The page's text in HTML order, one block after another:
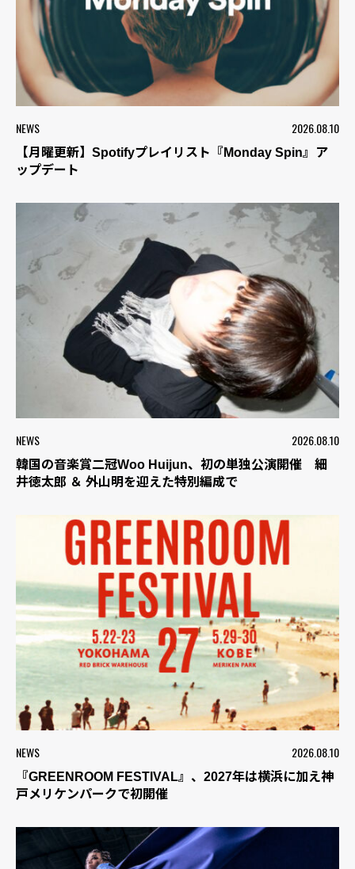
NEWS 2026.08.10
【月曜更新】Spotifyプレイリスト『Monday Spin』ア
ップデート
NEWS 2026.08.10
韓国の音楽賞二冠Woo Huijun、初の単独公演開催 細
井徳太郎 ＆ 外山明を迎えた特別編成で
NEWS 2026.08.10
『GREENROOM FESTIVAL』、2027年は横浜に加え神
戸メリケンパークで初開催